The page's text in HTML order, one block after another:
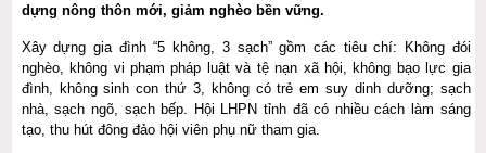
dựng nông thôn mới, giảm nghèo bền vững.
Xây dựng gia đình “5 không, 3 sạch” gồm các tiêu chí: Không đói
nghèo, không vi phạm pháp luật và tệ nạn xã hội, không bạo lực gia
đình, không sinh con thứ 3, không có trẻ em suy dinh dưỡng; sạch
nhà, sạch ngõ, sạch bếp. Hội LHPN tỉnh đã có nhiều cách làm sáng
tạo, thu hút đông đảo hội viên phụ nữ tham gia.